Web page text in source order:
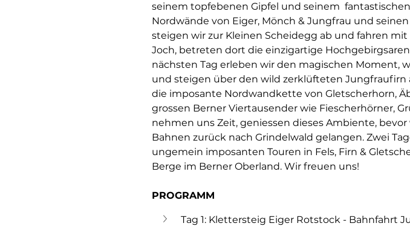
seinem topfebenen Gipfel und seinem
Nordwände von Eiger, Mönch & Jungfrau und
steigen wir zur Kleinen Scheidegg ab und fahren
Joch, betreten dort die einzigartige
nächsten Tag erleben wir den magischen Moment,
und steigen über den wild zerklüfteten Jungfraufirn
die imposante Nordwandkette von Gletscherhorn,
grossen Berner Viertausender wie Fiescherhörner,
nehmen uns Zeit, geniessen dieses Ambiente,
Bahnen zurück nach Grindelwald gelangen. Zwei
ungemein imposanten Touren in Fels, Firn &
Berge im Berner Oberland. Wir freuen uns!
PROGRAMM
Tag 1: Klettersteig Eiger Rotstock - Bahnfahrt